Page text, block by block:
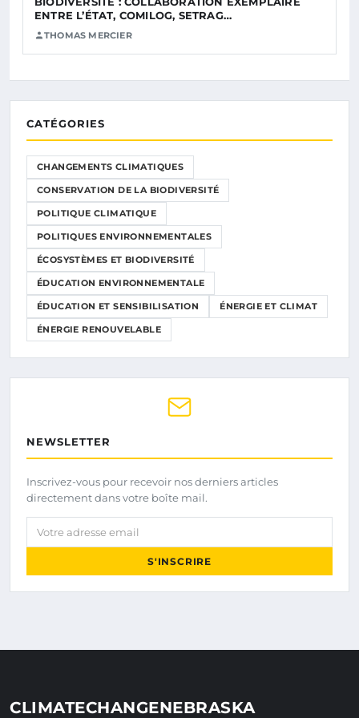
ENTRE L’ÉTAT, COMILOG, SETRAG…
THOMAS MERCIER
CATÉGORIES
CHANGEMENTS CLIMATIQUES
CONSERVATION DE LA BIODIVERSITÉ
POLITIQUE CLIMATIQUE
POLITIQUES ENVIRONNEMENTALES
ÉCOSYSTÈMES ET BIODIVERSITÉ
ÉDUCATION ENVIRONNEMENTALE
ÉDUCATION ET SENSIBILISATION ÉNERGIE ET CLIMAT
ÉNERGIE RENOUVELABLE
NEWSLETTER
Inscrivez-vous pour recevoir nos derniers articles
directement dans votre boîte mail.
Votre adresse email
S'INSCRIRE
CLIMATECHANGENEBRASKA